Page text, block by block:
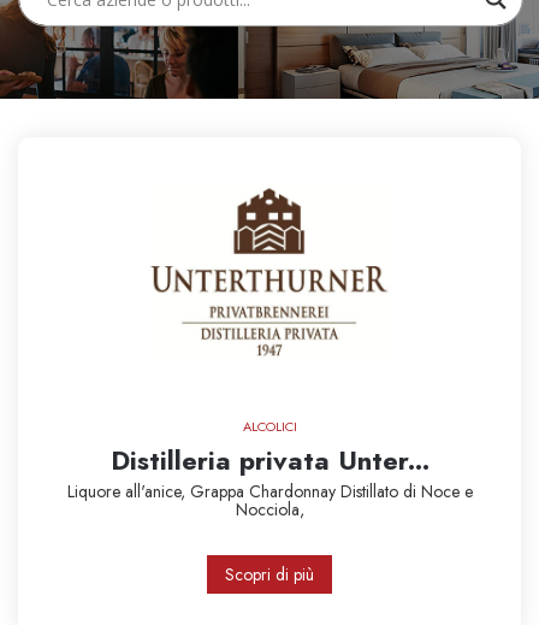
ALCOLICI
Distilleria privata Unter...
Liquore all'anice, Grappa Chardonnay Distillato di Noce e
Nocciola,
Scopri di più